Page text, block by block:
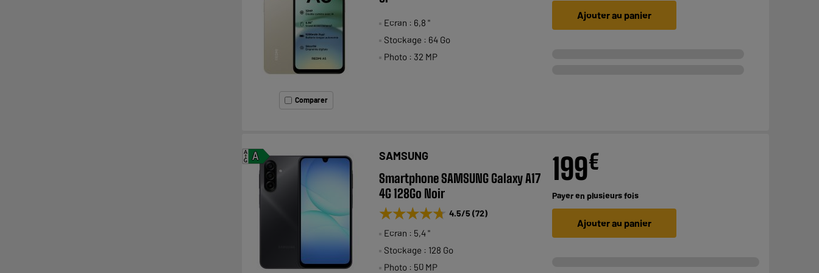
Comparer
Ecran : 6,8 "
Stockage : 64 Go
Photo : 32 MP
Ajouter au panier
A
A
G SAMSUNG
Smartphone SAMSUNG Galaxy A17
4G 128Go Noir
★★★★★
★★★★★ 4.5/5 (72)
Ecran : 5,4 "
Stockage : 128 Go
Photo : 50 MP
199€
Payer en plusieurs fois
Ajouter au panier